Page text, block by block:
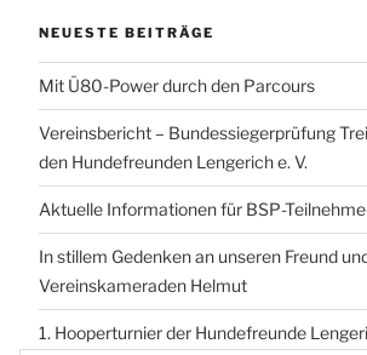
NEUESTE BEITRÄGE
Mit Ü80-Power durch den Parcours
Vereinsbericht – Bundessiegerprüfung
den Hundefreunden Lengerich e. V.
Aktuelle Informationen für BSP-
In stillem Gedenken an unseren Freund
Vereinskameraden Helmut
1. Hooperturnier der Hundefreunde